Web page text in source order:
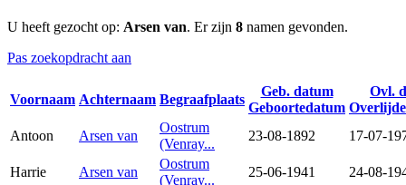
U heeft gezocht op: Arsen van. Er zijn 8 namen gevonden.
Pas zoekopdracht aan
Voornaam Achternaam Begraafplaats
Geb. datum
Geboortedatum
Ovl.
Antoon
Arsen van
Oostrum
(Venray...
23-08-1892 17-07-
Harrie Arsen van
Oostrum
(Venray...
25-06-1941
24-08-